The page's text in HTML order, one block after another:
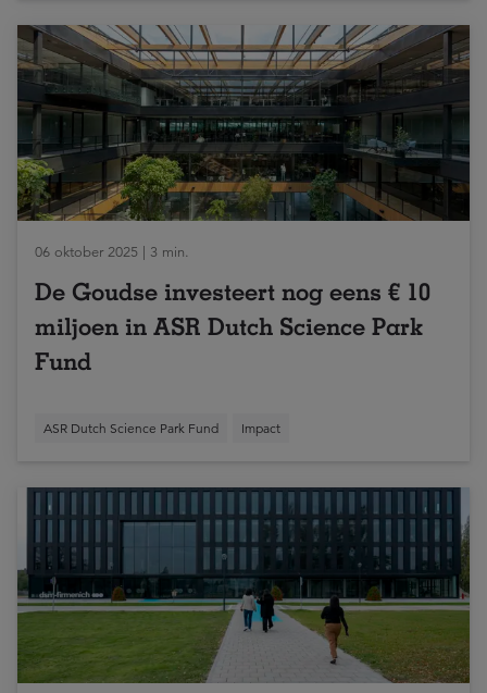
06 oktober 2025 | 3 min.
De Goudse investeert nog eens € 10
miljoen in ASR Dutch Science Park
Fund
ASR Dutch Science Park Fund Impact